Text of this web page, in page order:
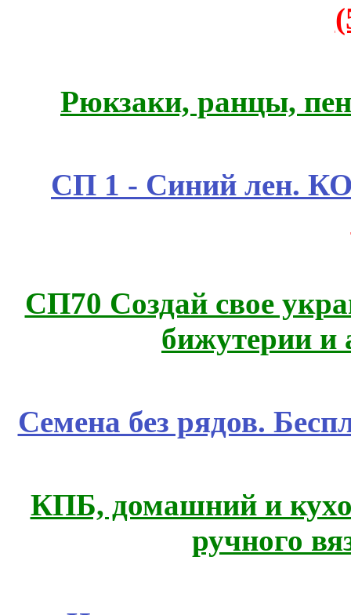
Рюкзаки, ранцы,
СП 1 - Синий лен.
СП70 Создай свое
бижутерии и
Семена без рядов.
КПБ, домашний и
ручного